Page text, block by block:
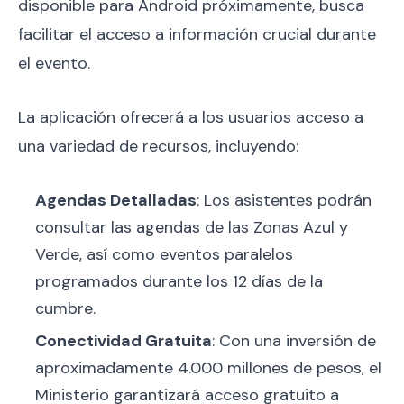
disponible para Android próximamente, busca
facilitar el acceso a información crucial durante
el evento.
La aplicación ofrecerá a los usuarios acceso a
una variedad de recursos, incluyendo:
Agendas Detalladas: Los asistentes podrán
consultar las agendas de las Zonas Azul y
Verde, así como eventos paralelos
programados durante los 12 días de la
cumbre.
Conectividad Gratuita: Con una inversión de
aproximadamente 4.000 millones de pesos, el
Ministerio garantizará acceso gratuito a